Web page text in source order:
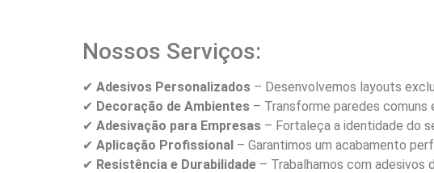
Nossos Serviços:
✔ Adesivos Personalizados – Desenvolvemos layouts
✔ Decoração de Ambientes – Transforme paredes comuns
✔ Adesivação para Empresas – Fortaleça a identidade do
✔ Aplicação Profissional – Garantimos um acabamento
✔ Resistência e Durabilidade – Trabalhamos com adesivos